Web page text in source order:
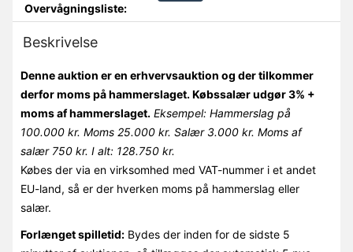
Overvågningsliste:
Beskrivelse
Denne auktion er en erhvervsauktion og der tilkommer
derfor moms på hammerslaget. Købssalær udgør 3% +
moms af hammerslaget. Eksempel: Hammerslag på
100.000 kr. Moms 25.000 kr. Salær 3.000 kr. Moms af
salær 750 kr. I alt: 128.750 kr.
Købes der via en virksomhed med VAT-nummer i et andet
EU-land, så er der hverken moms på hammerslag eller
salær.
Forlænget spilletid:Bydes der inden for de sidste 5